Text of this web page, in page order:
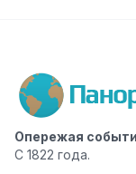
Опережая
С 1822 года.